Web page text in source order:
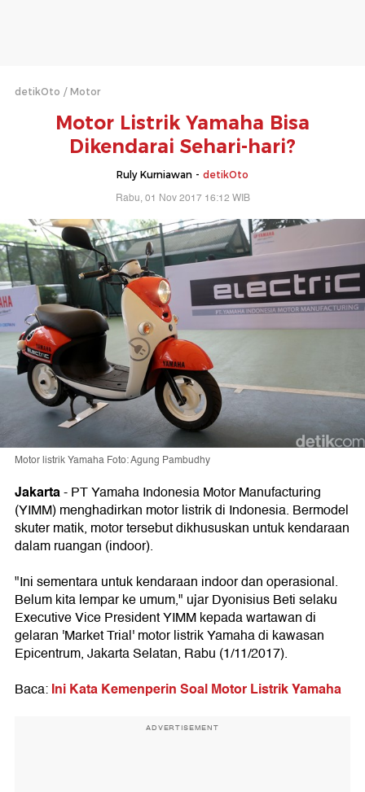
detikOto Motor
Motor Listrik Yamaha Bisa
Dikendarai Sehari-hari?
Ruly Kurniawan - detikOto
Rabu, 01 Nov 2017 16:12 WIB
Motor listrik Yamaha Foto: Agung Pambudhy
Jakarta- PT Yamaha Indonesia Motor Manufacturing
(YIMM) menghadirkan motor listrik di Indonesia. Bermodel
skuter matik, motor tersebut dikhususkan untuk kendaraan
dalam ruangan (indoor).
"Ini sementara untuk kendaraan indoor dan operasional.
Belum kita lempar ke umum," ujar Dyonisius Beti selaku
Executive Vice President YIMM kepada wartawan di
gelaran 'Market Trial' motor listrik Yamaha di kawasan
Epicentrum, Jakarta Selatan, Rabu (1/11/2017).
Baca:Ini Kata Kemenperin Soal Motor Listrik Yamaha
ADVERTISEMENT